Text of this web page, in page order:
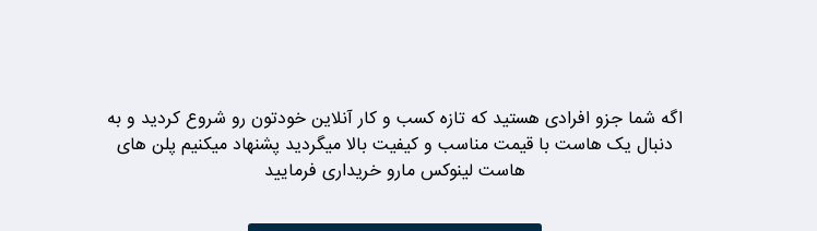
اگه شما جزو افرادی هستید که تازه کسب و کار آنلاین خودتون رو شروع کردید و به
دنبال یک هاست با قیمت مناسب و کیفیت بالا میگردید پشنهاد میکنیم پلن های
هاست لینوکس مارو خریداری فرمایید